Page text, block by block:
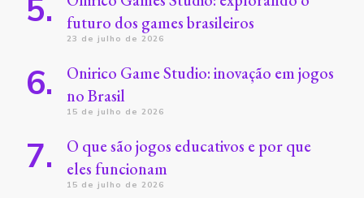
futuro dos games brasileiros
23 de julho de 2026
Onirico Game Studio: inovação em jogos
no Brasil
15 de julho de 2026
O que são jogos educativos e por que
eles funcionam
15 de julho de 2026